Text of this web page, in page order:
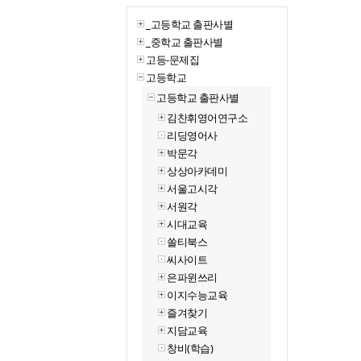
_고등학교 출판사별
_중학교 출판사별
고등-문제집
고등학교
고등학교 출판사별
김찬휘영어연구소
리딩영어사
박문각
상상아카데미
서울고시각
서원각
시대교육
쏠티북스
씨사이트
은파윈쓰리
이지수능교육
즐겨찾기
지담교육
창비(학습)